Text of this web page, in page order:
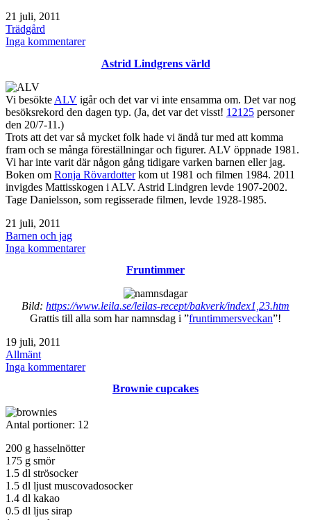
Publicerat
den
21 juli, 2011
Kategoriserat
som
Trädgård
Inga kommentarertill
besök
blommor.
Astrid Lindgrens värld
Vi besökte ALV igår och det var vi inte ensamma om. Det var nog
besöksrekord den dagen typ. (Ja, det var det visst! 12125 personer
den 20/7-11.)
Trots att det var så mycket folk hade vi ändå tur med att komma
fram och se många föreställningar och figurer. ALV öppnade 1981.
Vi har inte varit där någon gång tidigare varken barnen eller jag.
Boken om Ronja Rövardotterkom ut 1981 och filmen 1984. 2011
invigdes Mattisskogen i ALV. Astrid Lindgren levde 1907-2002.
Tage Danielsson, som regisserade filmen, levde 1928-1985.
Publicerat
den
21 juli, 2011
Kategoriserat
som
Barnen och jag
Inga kommentarertill
LindgrensFruntimmer
Bild: https://www.leila.se/leilas-recept/bakverk/index1,23.htm
Grattis till alla som har namnsdag i ”fruntimmersveckan”!
Publicerat
den
19 juli, 2011
Kategoriserat
som
Allmänt
Inga kommentarertill
Brownie cupcakes
Antal portioner: 12
200 g hasselnötter
175 g smör
1.5 dl strösocker
1.5 dl ljust muscovadosocker
1.4 dl kakao
0.5 dl ljus sirap